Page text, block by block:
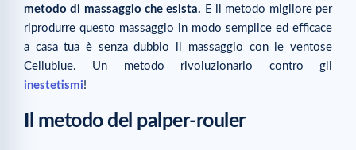
metodo di massaggio che esista. E il metodo migliore per
riprodurre questo massaggio in modo semplice ed efficace
a casa tua è senza dubbio il massaggio con le ventose
Cellublue. Un metodo rivoluzionario contro gli
inestetismi!
Il metodo del palper-rouler